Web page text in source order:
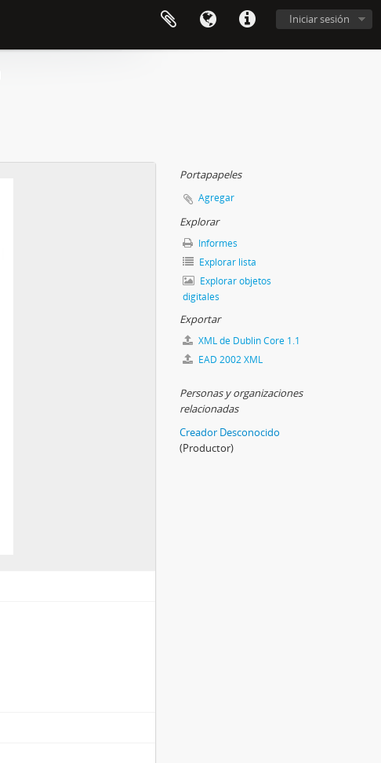
Iniciar sesión
Portapapeles
Agregar
Explorar
Informes
Explorar lista
Explorar objetos
digitales
Exportar
XML de Dublin Core 1.1
EAD 2002 XML
Personas y organizaciones
relacionadas
Creador Desconocido
(Productor)